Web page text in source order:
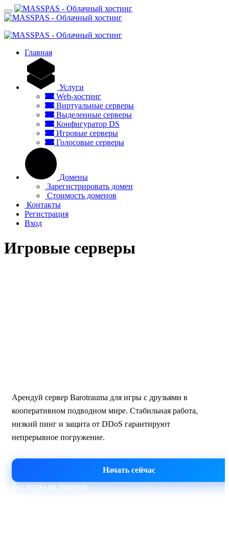
Главная
Услуги
Web-хостинг
Виртуальные серверы
Выделенные серверы
Конфигуратор DS
Игровые серверы
Голосовые серверы
Домены
Зарегистрировать домен
Стоимость доменов
Контакты
Регистрация
Вход
Игровые серверы
Арендуй сервер Barotrauma для игры с друзьями в
кооперативном подводном мире. Стабильная работа,
низкий пинг и защита от DDoS гарантируют
непрерывное погружение.
Начать сейчас
Все игры на masspas